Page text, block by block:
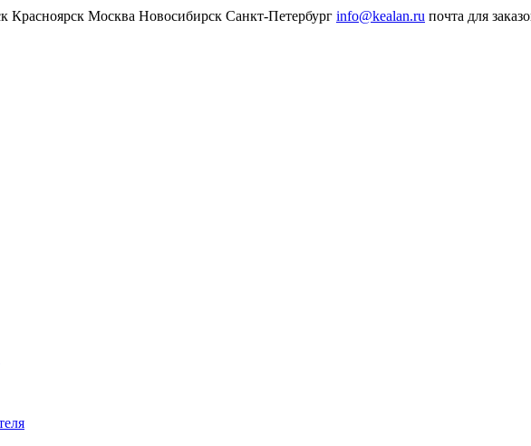
Красноярск Москва Новосибирск Санкт-Петербург info@kealan.ru почта для